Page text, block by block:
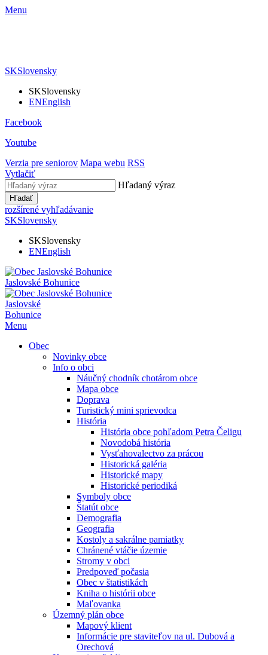
Menu
SKSlovensky
SKSlovensky
ENEnglish
Facebook
Youtube
Verzia pre seniorov Mapa webu RSS
Vytlačiť
Hľadaný výraz
Hľadať
rozšírené vyhľadávanie
SKSlovensky
SKSlovensky
ENEnglish
Jaslovské Bohunice
Jaslovské
Bohunice
Menu
Obec
Novinky obce
Info o obci
Náučný chodník chotárom obce
Mapa obce
Doprava
Turistický mini sprievodca
História
História obce pohľadom Petra Čeligu
Novodobá história
Vysťahovalectvo za prácou
Historická galéria
Historické mapy
Historické periodiká
Symboly obce
Štatút obce
Demografia
Geografia
Kostoly a sakrálne pamiatky
Chránené vtáčie územie
Stromy v obci
Predpoveď počasia
Obec v štatistikách
Kniha o histórii obce
Maľovanka
Územný plán obce
Mapový klient
Informácie pre staviteľov na ul. Dubová a
Orechová